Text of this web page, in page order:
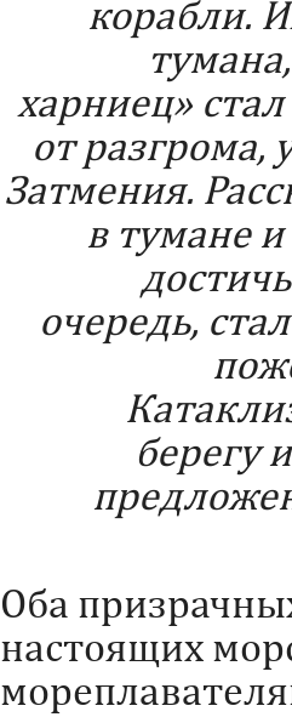
корабли.
харниец»
от
Затмения.
в тумане
очередь,
берегу
Оба
настоящих